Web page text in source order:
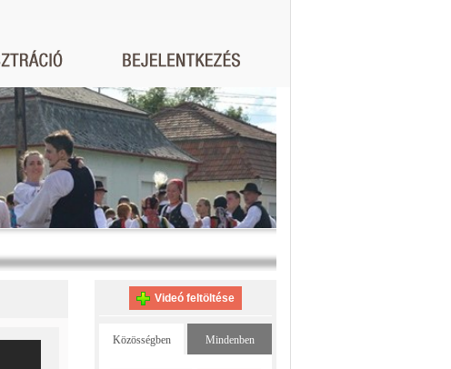
Videó feltöltése
Közösségben Mindenben